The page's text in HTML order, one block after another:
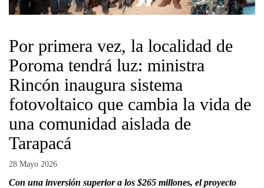
Por primera vez, la localidad de
Poroma tendrá luz: ministra
Rincón inaugura sistema
fotovoltaico que cambia la vida de
una comunidad aislada de
Tarapacá
28 Mayo 2026
Con una inversión superior a los $265 millones, el proyecto